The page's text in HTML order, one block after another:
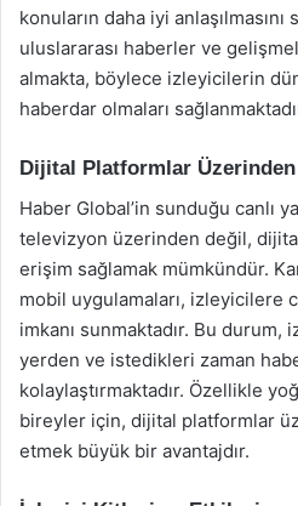
konuların daha iyi anlaşılmasını
uluslararası haberler ve
almakta, böylece izleyicilerin
haberdar olmaları
Dijital Platformlar
Haber Global’in sunduğu canlı
televizyon üzerinden değil,
erişim sağlamak mümkündür.
mobil uygulamaları, izleyicilere
imkanı sunmaktadır. Bu
yerden ve istedikleri zaman
kolaylaştırmaktadır. Özellikle
bireyler için, dijital platformlar
etmek büyük bir avantajdır.